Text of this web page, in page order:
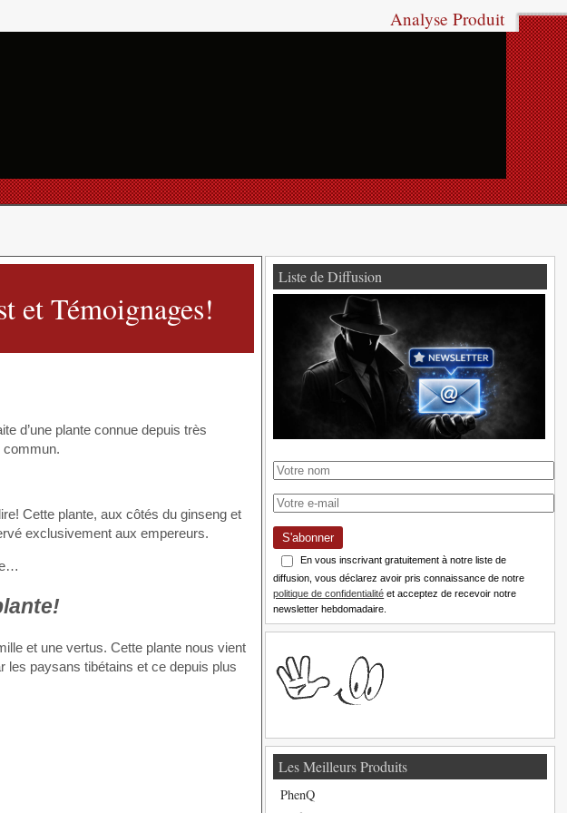
Analyse Produit
et Témoignages!
d’une plante connue depuis très
commun.
Cette plante, aux côtés du ginseng et
exclusivement aux empereurs.
et une vertus. Cette plante nous vient
les paysans tibétains et ce depuis plus
Liste de Diffusion
S'abonner
En vous inscrivant gratuitement à notre liste de
diffusion, vous déclarez avoir pris connaissance de notre
politique de confidentialité et acceptez de recevoir notre
newsletter hebdomadaire.
Les Meilleurs Produits
PhenQ